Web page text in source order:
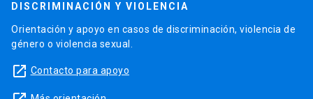
DISCRIMINACIÓN Y VIOLENCIA
Orientación y apoyo en casos de discriminación, violencia de
género o violencia sexual.
launch Contacto para apoyo